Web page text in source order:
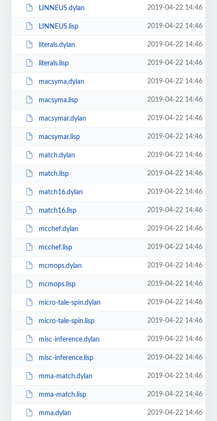
LINNEUS.dylan 2019-04-22 14:46
LINNEUS.lisp 2019-04-22 14:46
literals.dylan 2019-04-22 14:46
literals.lisp 2019-04-22 14:46
macsyma.dylan 2019-04-22 14:46
macsyma.lisp 2019-04-22 14:46
macsymar.dylan 2019-04-22 14:46
macsymar.lisp 2019-04-22 14:46
match.dylan 2019-04-22 14:46
match.lisp 2019-04-22 14:46
match16.dylan 2019-04-22 14:46
match16.lisp 2019-04-22 14:46
mcchef.dylan 2019-04-22 14:46
mcchef.lisp 2019-04-22 14:46
mcmops.dylan 2019-04-22 14:46
mcmops.lisp 2019-04-22 14:46
micro-tale-spin.dylan 2019-04-22 14:46
micro-tale-spin.lisp 2019-04-22 14:46
misc-inference.dylan 2019-04-22 14:46
misc-inference.lisp 2019-04-22 14:46
mma-match.dylan 2019-04-22 14:46
mma-match.lisp 2019-04-22 14:46
mma.dylan 2019-04-22 14:46